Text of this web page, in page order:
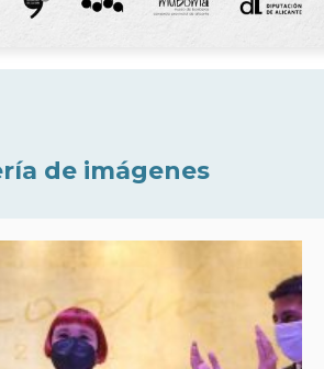
de imágenes